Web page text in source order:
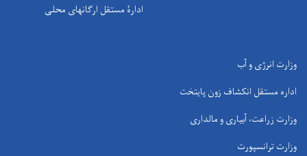
ادارۀ مستقل ارگانهای محلی
وزارت انرژی و آب
اداره مستقل انکشاف زون پایتخت
وزارت زراعت، آبیاری و مالداری
وزارت ترانسپورت